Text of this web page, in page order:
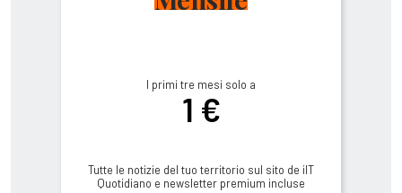
I primi tre mesi solo a
1 €
Tutte le notizie del tuo territorio sul sito de ilT
Quotidiano e newsletter premium incluse